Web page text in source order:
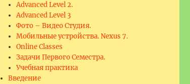
Advanced Level 2.
Advanced Level 3
Фото – Видео Студия.
Мобильные устройства. Nexus 7.
Online Classes
Задачи Первого Семестра.
Учебная практика
Введение